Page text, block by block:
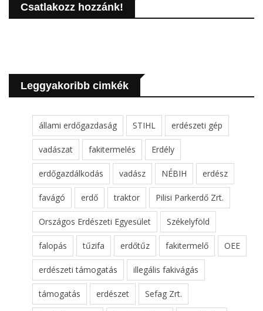
Csatlakozz hozzánk!
Leggyakoribb cimkék
állami erdőgazdaság STIHL erdészeti gép
vadászat fakitermelés Erdély
erdőgazdálkodás vadász NÉBIH erdész
favágó erdő traktor Pilisi Parkerdő Zrt.
Országos Erdészeti Egyesület Székelyföld
falopás tűzifa erdőtűz fakitermelő OEE
erdészeti támogatás illegális fakivágás
támogatás erdészet Sefag Zrt.